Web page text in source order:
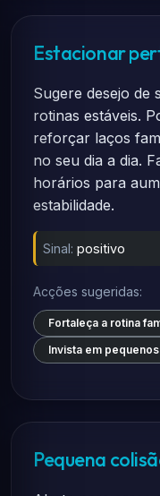
Estacionar
Sugere desejo de
rotinas estáveis.
reforçar laços
no seu dia a dia.
horários para
estabilidade.
Sinal: positivo
Acções sugeridas:
Fortaleça a rotina
Invista em
Pequena